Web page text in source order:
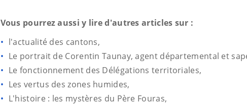
Vous pourrez aussi y lire d'autres articles sur :
l'actualité des cantons,
Le portrait de Corentin Taunay, agent départemental et
Le fonctionnement des Délégations territoriales,
Les vertus des zones humides,
L'histoire : les mystères du Père Fouras,